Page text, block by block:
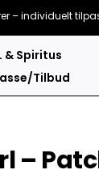
– individuelt
& Spiritus
Tilbud
–